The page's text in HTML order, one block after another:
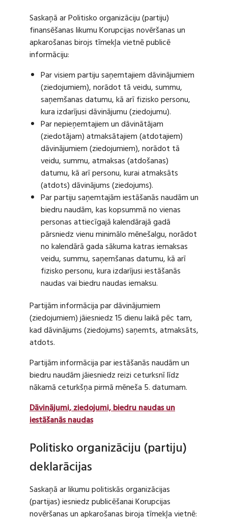
Saskaņā ar Politisko organizāciju (partiju)
finansēšanas likumu Korupcijas novēršanas un
apkarošanas birojs tīmekļa vietnē publicē
informāciju:
Par visiem partiju saņemtajiem dāvinājumiem
(ziedojumiem), norādot tā veidu, summu,
saņemšanas datumu, kā arī fizisko personu,
kura izdarījusi dāvinājumu (ziedojumu).
Par nepieņemtajiem un dāvinātājam
(ziedotājam) atmaksātajiem (atdotajiem)
dāvinājumiem (ziedojumiem), norādot tā
veidu, summu, atmaksas (atdošanas)
datumu, kā arī personu, kurai atmaksāts
(atdots) dāvinājums (ziedojums).
Par partiju saņemtajām iestāšanās naudām un
biedru naudām, kas kopsummā no vienas
personas attiecīgajā kalendārajā gadā
pārsniedz vienu minimālo mēnešalgu, norādot
no kalendārā gada sākuma katras iemaksas
veidu, summu, saņemšanas datumu, kā arī
fizisko personu, kura izdarījusi iestāšanās
naudas vai biedru naudas iemaksu.
Partijām informācija par dāvinājumiem
(ziedojumiem) jāiesniedz 15 dienu laikā pēc tam,
kad dāvinājums (ziedojums) saņemts, atmaksāts,
atdots.
Partijām informācija par iestāšanās naudām un
biedru naudām jāiesniedz reizi ceturksnī līdz
nākamā ceturkšņa pirmā mēneša 5. datumam.
Dāvinājumi, ziedojumi, biedru naudas un
iestāšanās naudas
Politisko organizāciju (partiju)
deklarācijas
Saskaņā ar likumu politiskās organizācijas
(partijas) iesniedz publicēšanai Korupcijas
novēršanas un apkarošanas biroja tīmekļa vietnē: